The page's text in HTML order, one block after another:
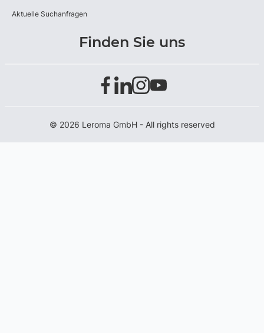
Aktuelle Suchanfragen
Finden Sie uns
© 2026 Leroma GmbH - All rights reserved